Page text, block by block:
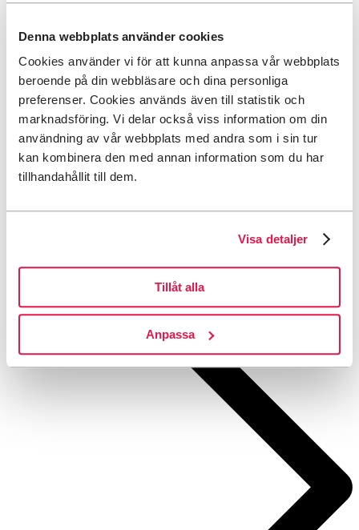
Denna webbplats använder cookies
Cookies använder vi för att kunna anpassa vår webbplats
beroende på din webbläsare och dina personliga
preferenser. Cookies används även till statistik och
marknadsföring. Vi delar också viss information om din
användning av vår webbplats med andra som i sin tur
kan kombinera den med annan information som du har
tillhandahållit till dem.
Visa detaljer
Tillåt alla
Anpassa
Tillbaka till menyn
Tillbaka till menyn
Valt språk:Svenska
This page is not available in English.Go to the English start page
(limited content)